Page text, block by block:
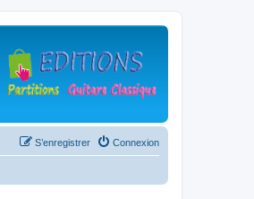
Connexion
S’enregistrer